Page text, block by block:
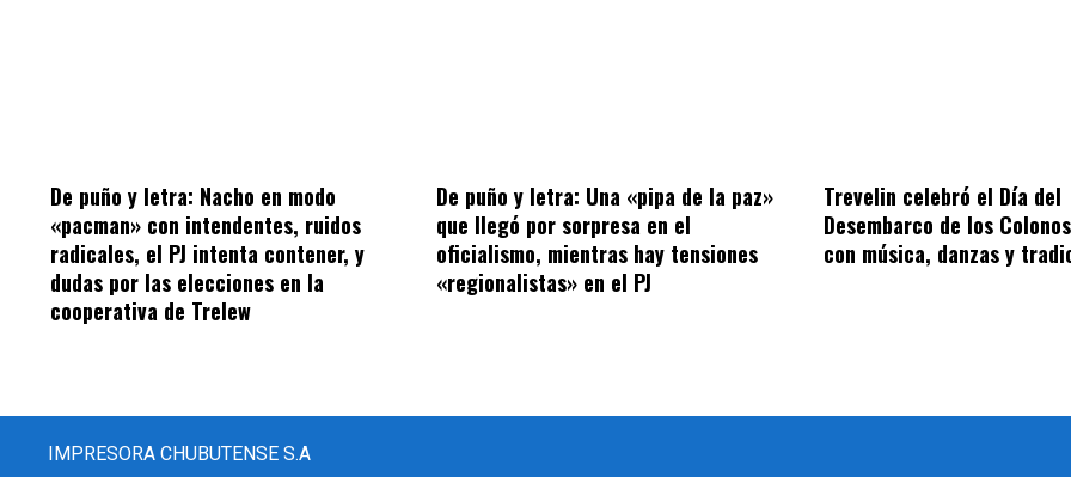
De puño y letra: Nacho en modo
«pacman» con intendentes, ruidos
radicales, el PJ intenta contener, y
dudas por las elecciones en la
cooperativa de Trelew
De puño y letra: Una «pipa de la paz»
que llegó por sorpresa en el
oficialismo, mientras hay tensiones
«regionalistas» en el PJ
Trevelin celebró el Día del
Desembarco de los
con música, danzas y
IMPRESORA CHUBUTENSE S.A